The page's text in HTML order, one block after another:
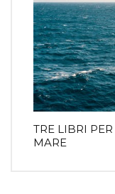
TRE LIBRI
MARE